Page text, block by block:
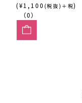
(¥1,100 (税抜)＋税)
（0）